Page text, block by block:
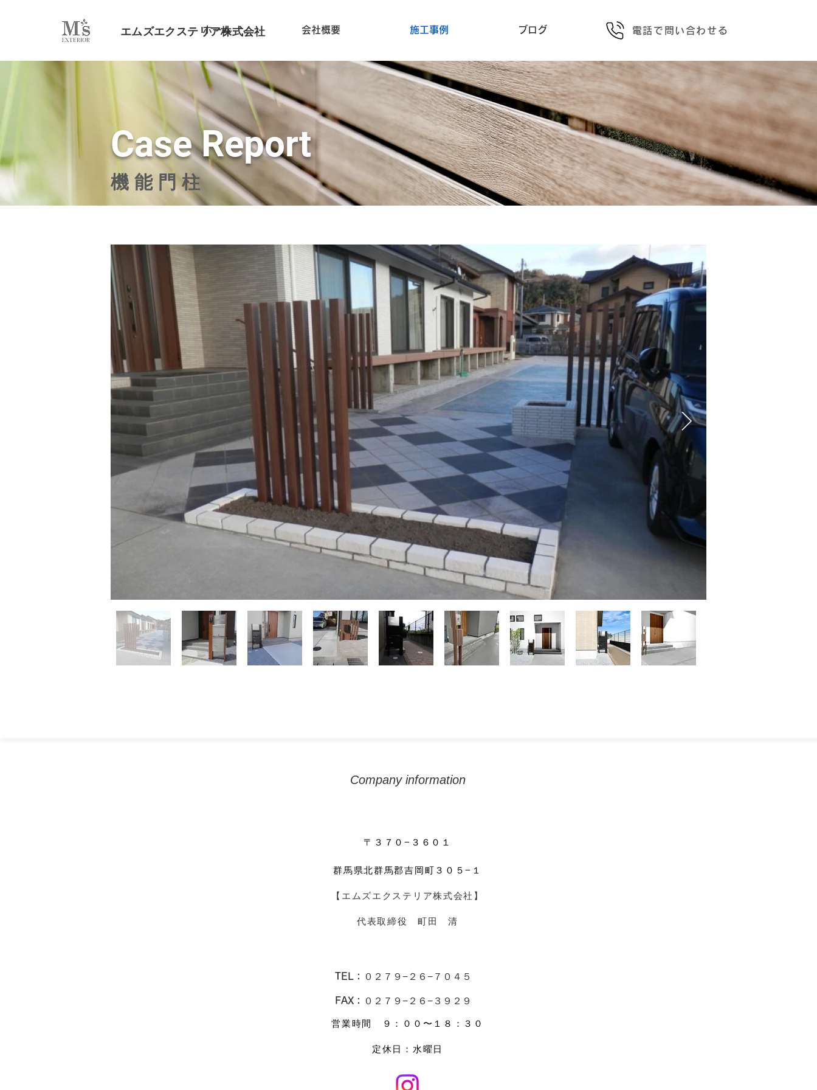
エムズエクステリア株式会社
ホーム 会社概要 施工事例 ブログ 電話で問い合わせる
Case Report
機能門柱
Company information
〒３７０−３６０１
群馬県北群馬郡吉岡町３０５−１
【エムズエクステリア株式会社】
​代表取締役 町田 清
営業時間 ９：００〜１８：３０
​定休日：水曜日​
TEL： ０２７９−２６−７０４５
FAX：０２７９−２６−３９２９